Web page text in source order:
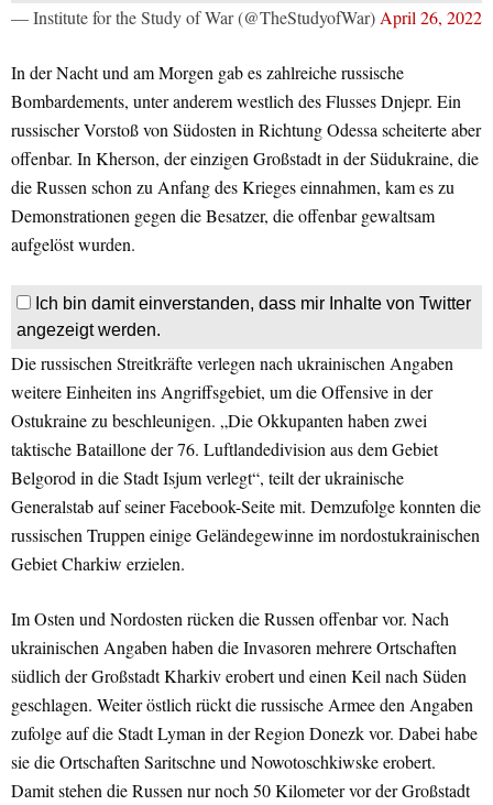
— Institute for the Study of War (@TheStudyofWar) April 26, 2022
In der Nacht und am Morgen gab es zahlreiche russische
Bombardements, unter anderem westlich des Flusses Dnjepr. Ein
russischer Vorstoß von Südosten in Richtung Odessa scheiterte aber
offenbar. In Kherson, der einzigen Großstadt in der Südukraine, die
die Russen schon zu Anfang des Krieges einnahmen, kam es zu
Demonstrationen gegen die Besatzer, die offenbar gewaltsam
aufgelöst wurden.
Ich bin damit einverstanden, dass mir Inhalte von Twitter
angezeigt werden.
Die russischen Streitkräfte verlegen nach ukrainischen Angaben
weitere Einheiten ins Angriffsgebiet, um die Offensive in der
Ostukraine zu beschleunigen. „Die Okkupanten haben zwei
taktische Bataillone der 76. Luftlandedivision aus dem Gebiet
Belgorod in die Stadt Isjum verlegt“, teilt der ukrainische
Generalstab auf seiner Facebook-Seite mit. Demzufolge konnten die
russischen Truppen einige Geländegewinne im nordostukrainischen
Gebiet Charkiw erzielen.
Im Osten und Nordosten rücken die Russen offenbar vor. Nach
ukrainischen Angaben haben die Invasoren mehrere Ortschaften
südlich der Großstadt Kharkiv erobert und einen Keil nach Süden
geschlagen. Weiter östlich rückt die russische Armee den Angaben
zufolge auf die Stadt Lyman in der Region Donezk vor. Dabei habe
sie die Ortschaften Saritschne und Nowotoschkiwske erobert.
Damit stehen die Russen nur noch 50 Kilometer vor der Großstadt